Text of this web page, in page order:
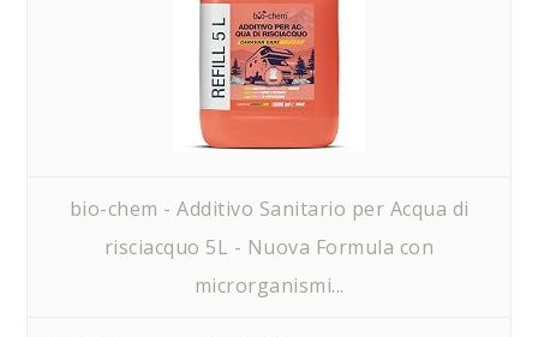
bio-chem - Additivo Sanitario per Acqua di
risciacquo 5L - Nuova Formula con
microrganismi...